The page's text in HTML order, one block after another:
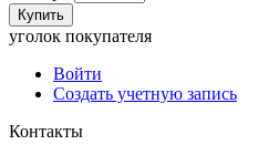
Купить
уголок покупателя
Войти
Создать учетную запись
Контакты